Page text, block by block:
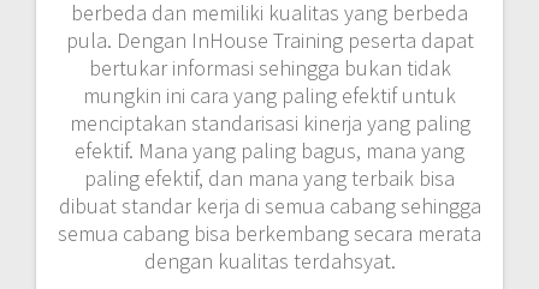
berbeda dan memiliki kualitas yang berbeda
pula. Dengan InHouse Training peserta dapat
bertukar informasi sehingga bukan tidak
mungkin ini cara yang paling efektif untuk
menciptakan standarisasi kinerja yang paling
efektif. Mana yang paling bagus, mana yang
paling efektif, dan mana yang terbaik bisa
dibuat standar kerja di semua cabang sehingga
semua cabang bisa berkembang secara merata
dengan kualitas terdahsyat.